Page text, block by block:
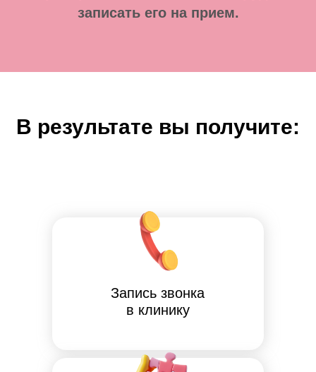
записать его на прием.
В результате вы получите:
Запись звонка
в клинику